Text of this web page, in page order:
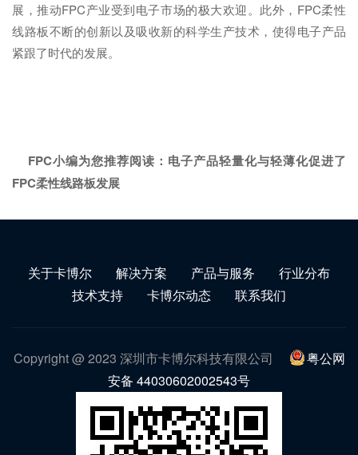
展，推动FPC产业受到电子市场的极大欢迎。此外，FPC柔性
线路板不断的创新以及吸收新的科学生产技术，使得电子产品
紧跟了时代的发展。
FPC小编为您推荐阅读： 电子产品轻量化与轻薄化促进了
FPC柔性线路板发展
关于卡博尔 解决方案 产品与服务
行业分布
技术支持
卡博尔动态 联系我们
Copyright @ 2023 深圳市卡博尔科技有限公司
粤公网
安备 44030602002543号